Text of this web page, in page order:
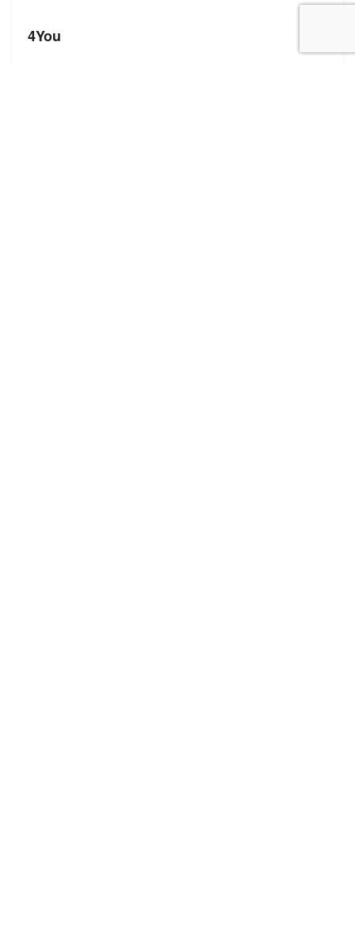
4You